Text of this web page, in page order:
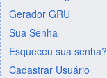
Gerador GRU
Sua Senha
Esqueceu sua senha?
Cadastrar Usuário